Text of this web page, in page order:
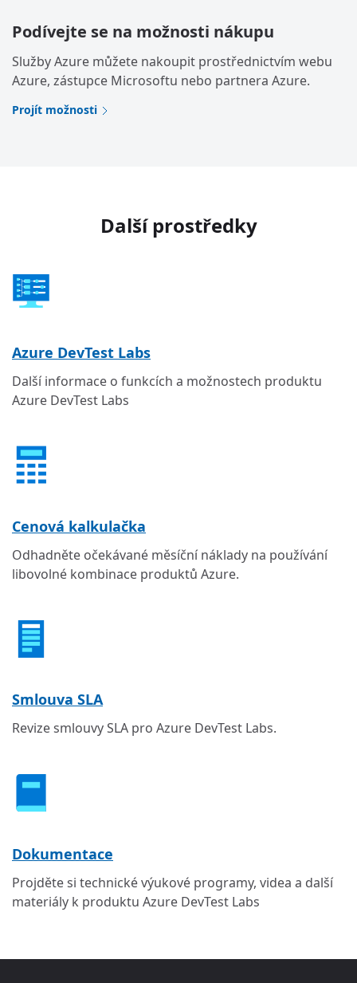
Podívejte se na možnosti nákupu
Služby Azure můžete nakoupit prostřednictvím webu
Azure, zástupce Microsoftu nebo partnera Azure.
Projít možnosti
Další prostředky
Azure DevTest Labs
Další informace o funkcích a možnostech produktu
Azure DevTest Labs
Cenová kalkulačka
Odhadněte očekávané měsíční náklady na používání
libovolné kombinace produktů Azure.
Smlouva SLA
Revize smlouvy SLA pro Azure DevTest Labs.
Dokumentace
Projděte si technické výukové programy, videa a další
materiály k produktu Azure DevTest Labs